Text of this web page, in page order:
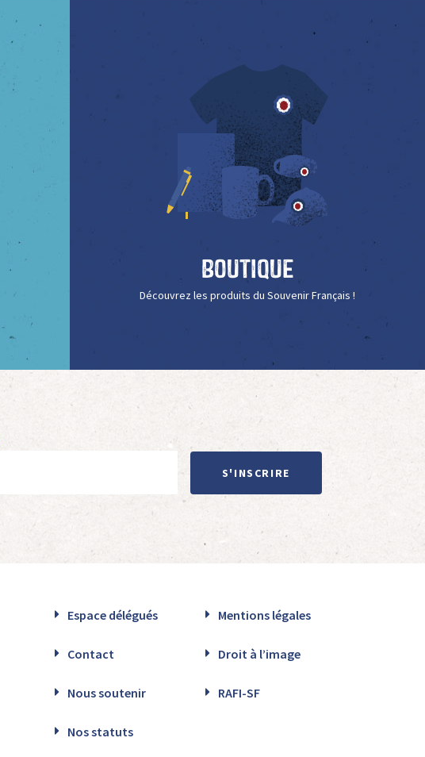
Boutique
Découvrez les produits du Souvenir Français !
S'INSCRIRE
Espace délégués Mentions légales
Contact Droit à l’image
Nous soutenir RAFI-SF
Nos statuts